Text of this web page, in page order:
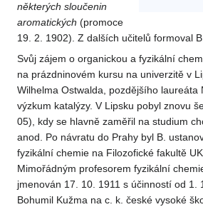
některých sloučenin
aromatických (promoce
19. 2. 1902). Z dalších učitelů formoval
Svůj zájem o organickou a fyzikální
na prázdninovém kursu na univerzitě v
Wilhelma Ostwalda, pozdějšího laureáta
výzkum katalýzy. V Lipsku pobyl znovu
05), kdy se hlavně zaměřil na studium
anod. Po návratu do Prahy byl B.
fyzikální chemie na Filozofické fakultě
Mimořádným profesorem fyzikální
jmenován 17. 10. 1911 s účinností od 1.
Bohumil Kužma na c. k. české vysoké